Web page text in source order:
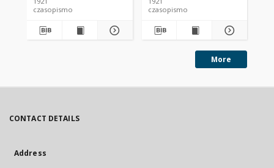
czasopismo
czasopismo
More
CONTACT DETAILS
Address